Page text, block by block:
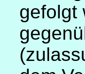
gefolgt